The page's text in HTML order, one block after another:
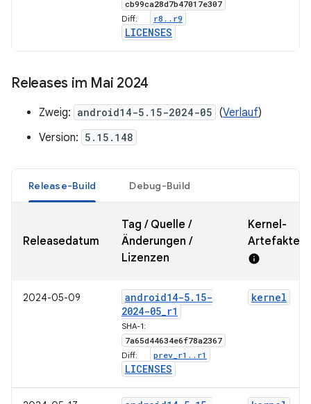
cb99ca28d7b47017e307
Diff: r8 . . r9
LICENSES
Releases im Mai 2024
Zweig: android14-5.15-2024-05 (Verlauf)
Version: 5.15.148
Release-Build Debug-Build
Releasedatum
Tag / Quelle /
Änderungen /
Lizenzen
Kernel-
Artefakte-
info
2024-05-09 android14-5. 15-
2024-05_r1
SHA-1:
7a65d44634e6f78a2367
Diff: prev r1 . . r1
LICENSES
kernel